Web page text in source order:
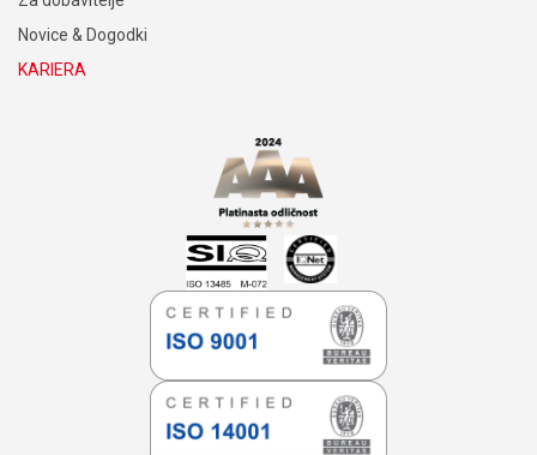
Raziskave & Razvoj
O nas